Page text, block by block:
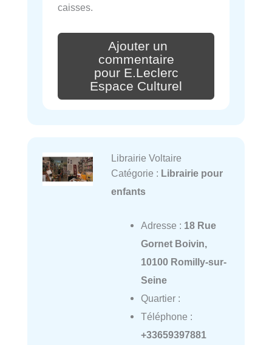
caisses.
Ajouter un
commentaire
pour E.Leclerc
Espace Culturel
Librairie Voltaire
Catégorie : Librairie pour
enfants
Adresse : 18 Rue
Gornet Boivin,
10100 Romilly-sur-
Seine
Quartier :
Téléphone :
+33659397881